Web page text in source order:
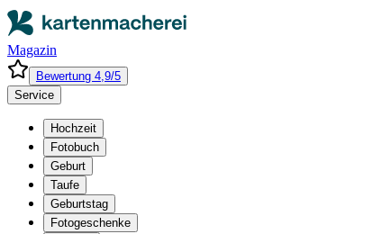
Magazin
Bewertung 4,9/5
Service
Hochzeit
Fotobuch
Geburt
Taufe
Geburtstag
Fotogeschenke